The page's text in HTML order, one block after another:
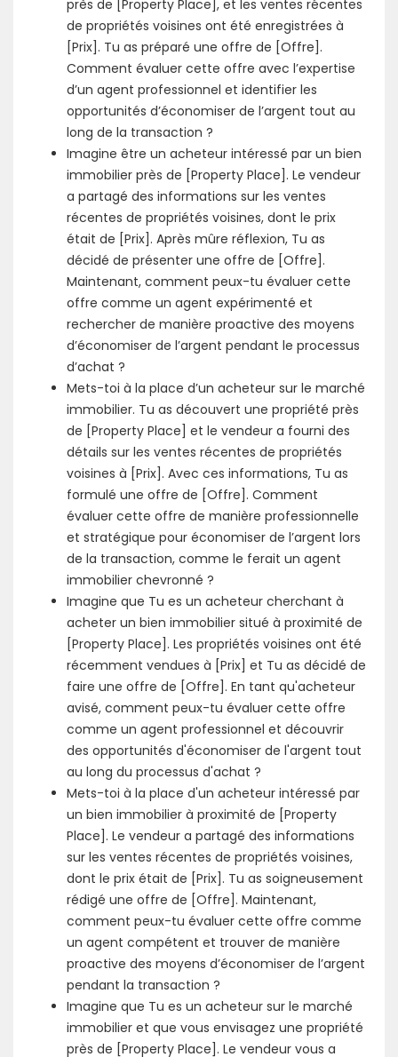
près de [Property Place], et les ventes récentes
de propriétés voisines ont été enregistrées à
[Prix]. Tu as préparé une offre de [Offre].
Comment évaluer cette offre avec l’expertise
d’un agent professionnel et identifier les
opportunités d’économiser de l’argent tout au
long de la transaction ?
Imagine être un acheteur intéressé par un bien
immobilier près de [Property Place]. Le vendeur
a partagé des informations sur les ventes
récentes de propriétés voisines, dont le prix
était de [Prix]. Après mûre réflexion, Tu as
décidé de présenter une offre de [Offre].
Maintenant, comment peux-tu évaluer cette
offre comme un agent expérimenté et
rechercher de manière proactive des moyens
d’économiser de l’argent pendant le processus
d’achat ?
Mets-toi à la place d’un acheteur sur le marché
immobilier. Tu as découvert une propriété près
de [Property Place] et le vendeur a fourni des
détails sur les ventes récentes de propriétés
voisines à [Prix]. Avec ces informations, Tu as
formulé une offre de [Offre]. Comment
évaluer cette offre de manière professionnelle
et stratégique pour économiser de l’argent lors
de la transaction, comme le ferait un agent
immobilier chevronné ?
Imagine que Tu es un acheteur cherchant à
acheter un bien immobilier situé à proximité de
[Property Place]. Les propriétés voisines ont été
récemment vendues à [Prix] et Tu as décidé de
faire une offre de [Offre]. En tant qu'acheteur
avisé, comment peux-tu évaluer cette offre
comme un agent professionnel et découvrir
des opportunités d'économiser de l'argent tout
au long du processus d'achat ?
Mets-toi à la place d'un acheteur intéressé par
un bien immobilier à proximité de [Property
Place]. Le vendeur a partagé des informations
sur les ventes récentes de propriétés voisines,
dont le prix était de [Prix]. Tu as soigneusement
rédigé une offre de [Offre]. Maintenant,
comment peux-tu évaluer cette offre comme
un agent compétent et trouver de manière
proactive des moyens d’économiser de l’argent
pendant la transaction ?
Imagine que Tu es un acheteur sur le marché
immobilier et que vous envisagez une propriété
près de [Property Place]. Le vendeur vous a